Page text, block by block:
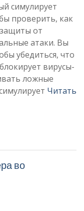
симулирует
проверить, как
от
атаки. Вы
убедиться, что
вирусы-
ложные
Читать
во